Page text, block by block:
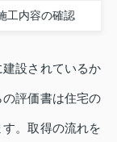
工内容の確認
設されているか
評価書は住宅の
。取得の流れを